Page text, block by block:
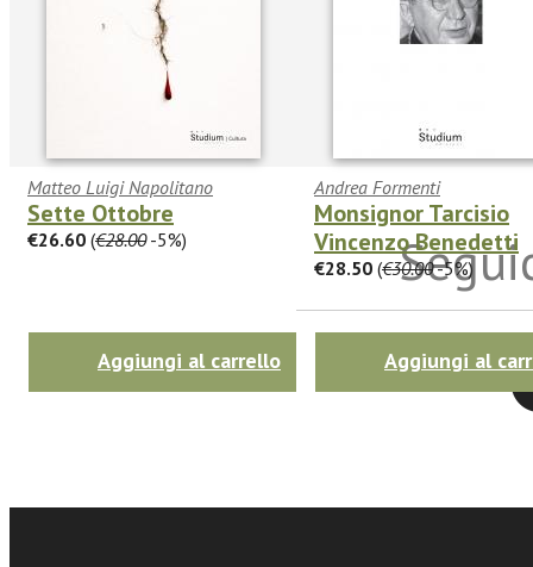
Matteo Luigi Napolitano
Sette Ottobre
€26.60 (€28.00-5%)
Aggiungi al carrello
Andrea Formenti
Monsignor Tarcisio
Vincenzo Benedetti
€28.50 (€30.00-5%)
Aggiungi al